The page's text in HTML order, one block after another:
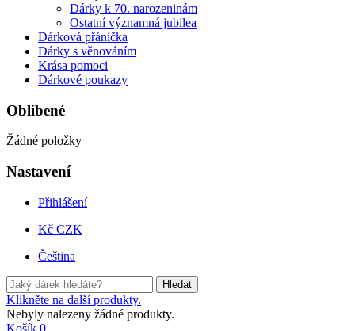
Dárky k 70. narozeninám
Ostatní významná jubilea
Dárková přáníčka
Dárky s věnováním
Krása pomoci
Dárkové poukazy
Oblíbené
Žádné položky
Nastavení
Přihlášení
Kč CZK
Čeština
Hledat
Klikněte na další produkty.
Nebyly nalezeny žádné produkty.
Košík 0